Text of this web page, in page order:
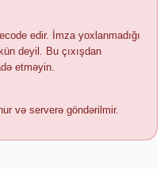
edir. İmza yoxlanmadığı
deyil. Bu çıxışdan
etməyin.
və serverə göndərilmir.